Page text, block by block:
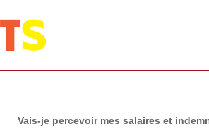
Vais-je percevoir mes salaires et